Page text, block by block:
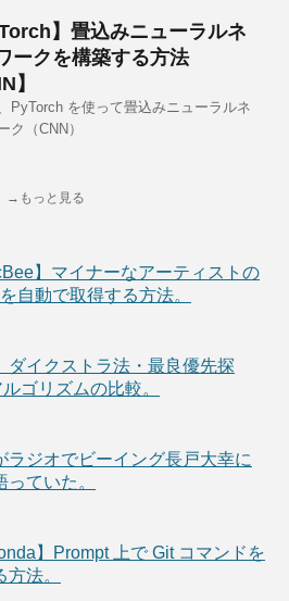
】畳込みニューラルネ
ークを構築する方法
】
PyTorch を使って畳込みニューラルネ
ク（CNN）
→もっと見る
】マイナーなアーティストの
自動で取得する方法。
ダイクストラ法・最良優先探
ゴリズムの比較。
ラジオでビーイング長戸大幸に
っていた。
】Prompt 上で Git コマンドを
法。